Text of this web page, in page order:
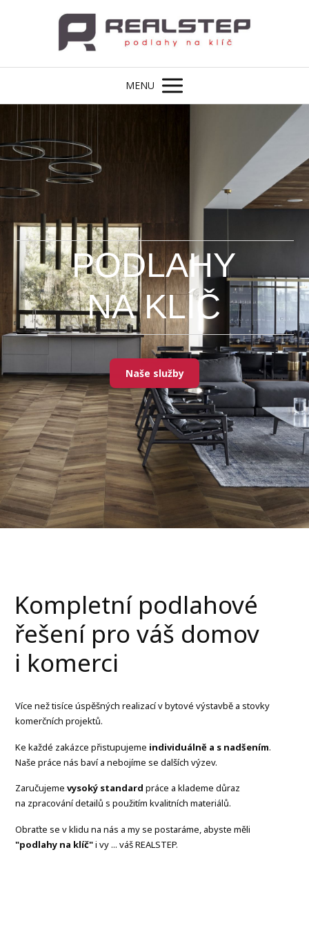
MENU
PODLAHY
NA KLÍČ
Naše služby
Kompletní podlahové
řešení pro váš domov
i komerci
Více než tisíce úspěšných realizací v bytové výstavbě a stovky
komerčních projektů.
Ke každé zakázce přistupujeme individuálně a s nadšením.
Naše práce nás baví a nebojíme se dalších výzev.
Zaručujemevysoký standard práce a klademe důraz
na zpracování detailů s použitím kvalitních materiálů.
Obraťte se v klidu na nás a my se postaráme, abyste měli
"podlahy na klíč"i vy ... váš REALSTEP.